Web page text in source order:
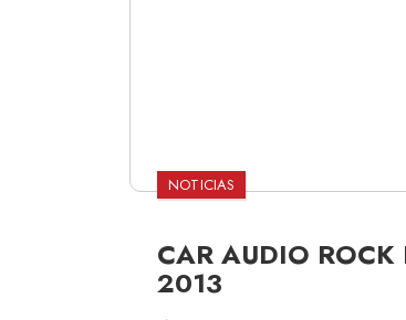
NOTICIAS
CAR AUDIO ROCK
2013